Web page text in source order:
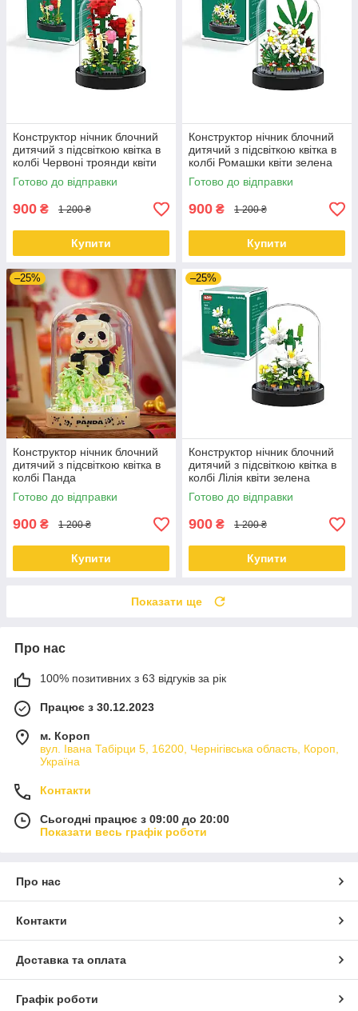
Конструктор нічник блочний
дитячий з підсвіткою квітка в
колбі Червоні троянди квіти
зелена коробка
Готово до відправки
900 ₴ 1 200 ₴
Купити
Конструктор нічник блочний
дитячий з підсвіткою квітка в
колбі Ромашки квіти зелена
коробка
Готово до відправки
900 ₴ 1 200 ₴
Купити
–25%
Конструктор нічник блочний
дитячий з підсвіткою квітка в
колбі Панда
Готово до відправки
900 ₴ 1 200 ₴
Купити
–25%
Конструктор нічник блочний
дитячий з підсвіткою квітка в
колбі Лілія квіти зелена
коробка
Готово до відправки
900 ₴ 1 200 ₴
Купити
Показати ще
Про нас
100% позитивних з 63 відгуків за рік
Працює з 30.12.2023
м. Короп
вул. Івана Табірци 5, 16200, Чернігівська область, Короп,
Україна
Контакти
Сьогодні працює з 09:00 до 20:00
Показати весь графік роботи
Про нас
Контакти
Доставка та оплата
Графік роботи